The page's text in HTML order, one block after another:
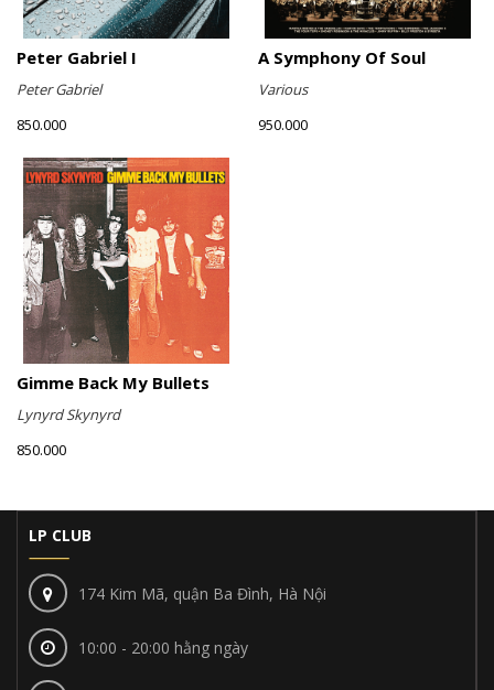
Peter Gabriel I
Peter Gabriel
850.000
A Symphony Of Soul
Various
950.000
Gimme Back My Bullets
Lynyrd Skynyrd
850.000
LP CLUB
174 Kim Mã, quận Ba Đình, Hà Nội
10:00 - 20:00 hằng ngày